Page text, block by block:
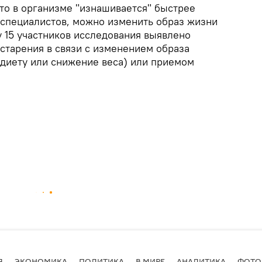
в организме "изнашивается" быстрее
можно изменить образ жизни
участников исследования выявлено
в связи с изменением образа
или снижение веса) или приемом